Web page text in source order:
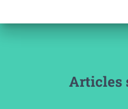
Articles